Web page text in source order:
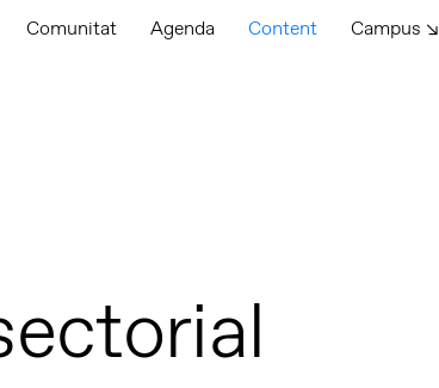
Comunitat Agenda Content Campus ↘